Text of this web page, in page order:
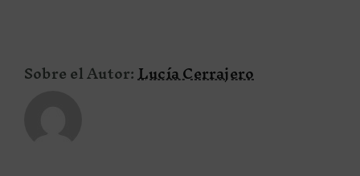
Sobre el Autor:Lucía Cerrajero